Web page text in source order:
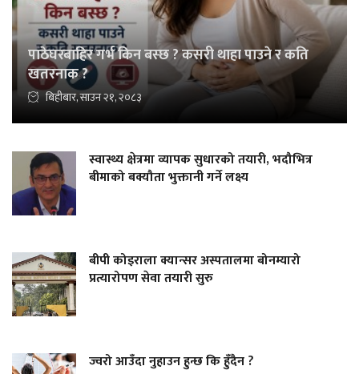
पाठेघरबाहिर गर्भ किन बस्छ ? कसरी थाहा पाउने र कति
खतरनाक ?
बिहीबार, साउन २१, २०८३
स्वास्थ्य क्षेत्रमा व्यापक सुधारको तयारी, भदौभित्र
बीमाको बक्यौता भुक्तानी गर्ने लक्ष्य
बीपी कोइराला क्यान्सर अस्पतालमा बोनम्यारो
प्रत्यारोपण सेवा तयारी सुरु
ज्वरो आउँदा नुहाउन हुन्छ कि हुँदैन ?